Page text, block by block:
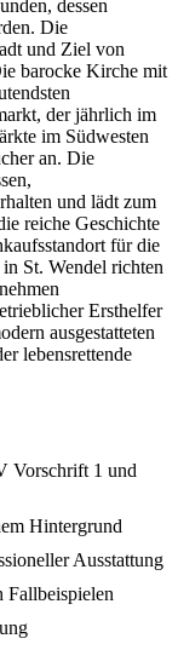
dessen
Die
und Ziel von
barocke Kirche mit
der jährlich im
im Südwesten
an. Die
und lädt zum
reiche Geschichte
für die
St. Wendel richten
Ersthelfer
ausgestatteten
lebensrettende
Vorschrift 1 und
Hintergrund
Ausstattung
Fallbeispielen